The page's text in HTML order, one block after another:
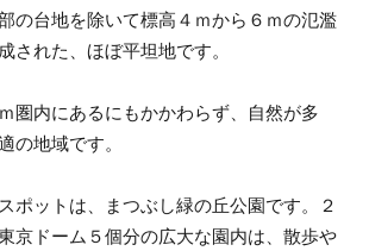
の台地を除いて標高４ｍから６ｍの氾濫
された、ほぼ平坦地です。
圏内にあるにもかかわらず、自然が多
の地域です。
ポットは、まつぶし緑の丘公園です。２
京ドーム５個分の広大な園内は、散歩や